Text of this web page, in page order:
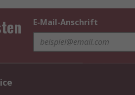
E-Mail-Anschrift